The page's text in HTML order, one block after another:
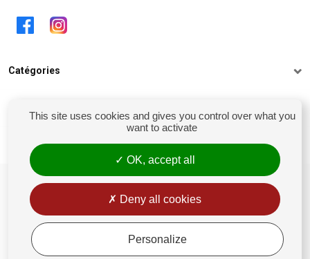
Catégories
Mon compte
siret : 81238106900028
Conditions générales de vente
Rétractation
Mentions légales
Politique de confidentialité
This site uses cookies and gives you control over what you
want to activate
OK, accept all
Deny all cookies
Personalize